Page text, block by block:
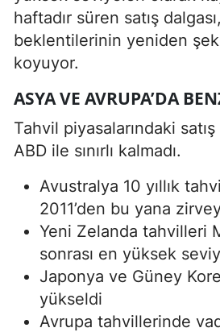
haftadır süren satış
beklentilerinin yeniden
koyuyor.
ASYA VE AVRUPA’DA
Tahvil piyasalarındaki satış
ABD ile sınırlı kalmadı.
Avustralya 10 yıllık
2011’den bu yana
Yeni Zelanda tahvilleri
sonrası en yüksek
Japonya ve Güney
yükseldi
Avrupa tahvillerinde